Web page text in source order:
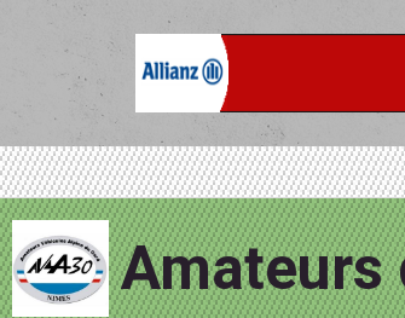
Amateurs